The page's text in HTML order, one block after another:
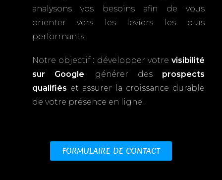
analysons vos besoins afin de vous
orienter vers les leviers les plus
performants.
Notre objectif : développer votre visibilité
sur Google, générer des prospects
qualifiés et assurer la croissance durable
de votre présence en ligne.
FORMULAIRE DE CONTACT